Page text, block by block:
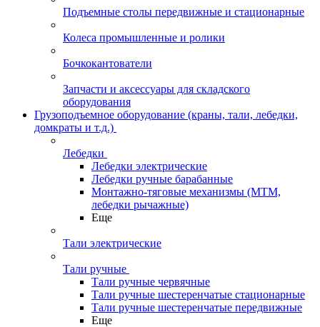
Подъемные столы передвижные и стационарные
Колеса промышленные и ролики
Бочкокантователи
Запчасти и аксессуары для складского
оборудования
Грузоподъемное оборудование (краны, тали, лебедки,
домкраты и т.д.)
Лебедки
Лебедки электрические
Лебедки ручные барабанные
Монтажно-тяговые механизмы (МТМ,
лебедки рычажные)
Еще
Тали электрические
Тали ручные
Тали ручные червячные
Тали ручные шестеренчатые стационарные
Тали ручные шестеренчатые передвижные
Еще